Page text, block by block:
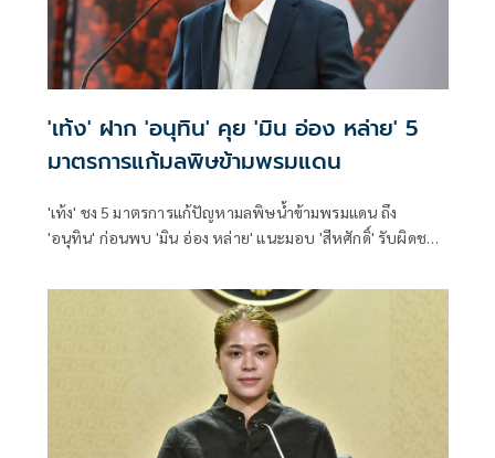
'เท้ง' ฝาก 'อนุทิน' คุย 'มิน อ่อง หล่าย' 5
มาตรการแก้มลพิษข้ามพรมแดน
'เท้ง' ชง 5 มาตรการแก้ปัญหามลพิษน้ำข้ามพรมแดน ถึง
'อนุทิน' ก่อนพบ 'มิน อ่อง หล่าย' แนะมอบ 'สีหศักดิ์' รับผิดชอบ